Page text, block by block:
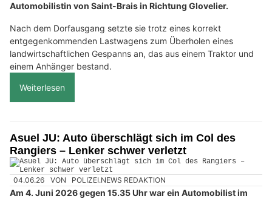
Automobilistin von Saint-Brais in Richtung Glovelier.
Nach dem Dorfausgang setzte sie trotz eines korrekt
entgegenkommenden Lastwagens zum Überholen eines
landwirtschaftlichen Gespanns an, das aus einem Traktor und
einem Anhänger bestand.
Weiterlesen
Asuel JU: Auto überschlägt sich im Col des
Rangiers – Lenker schwer verletzt
04.06.26 VON POLIZEI.NEWS REDAKTION
Am 4. Juni 2026 gegen 15.35 Uhr war ein Automobilist im